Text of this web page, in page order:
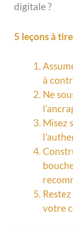
digitale ?
5 leçons à
à
Ne
Misez
votre